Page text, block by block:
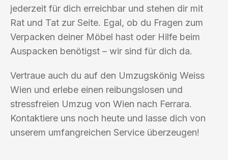
jederzeit für dich erreichbar und stehen dir mit
Rat und Tat zur Seite. Egal, ob du Fragen zum
Verpacken deiner Möbel hast oder Hilfe beim
Auspacken benötigst – wir sind für dich da.
Vertraue auch du auf den Umzugskönig Weiss
Wien und erlebe einen reibungslosen und
stressfreien Umzug von Wien nach Ferrara.
Kontaktiere uns noch heute und lasse dich von
unserem umfangreichen Service überzeugen!